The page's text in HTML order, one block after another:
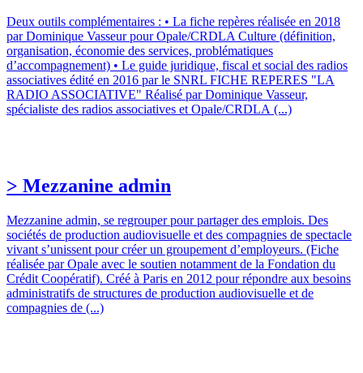
Deux outils complémentaires : • La fiche repères réalisée en 2018
par Dominique Vasseur pour Opale/CRDLA Culture (définition,
organisation, économie des services, problématiques
d’accompagnement) • Le guide juridique, fiscal et social des radios
associatives édité en 2016 par le SNRL FICHE REPERES "LA
RADIO ASSOCIATIVE" Réalisé par Dominique Vasseur,
spécialiste des radios associatives et Opale/CRDLA (...)
> Mezzanine admin
Mezzanine admin, se regrouper pour partager des emplois. Des
sociétés de production audiovisuelle et des compagnies de spectacle
vivant s’unissent pour créer un groupement d’employeurs. (Fiche
réalisée par Opale avec le soutien notamment de la Fondation du
Crédit Coopératif). Créé à Paris en 2012 pour répondre aux besoins
administratifs de structures de production audiovisuelle et de
compagnies de (...)